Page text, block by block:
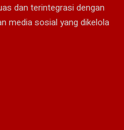
dan terintegrasi dengan
media sosial yang dikelola